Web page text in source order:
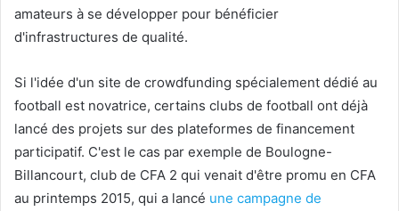
amateurs à se développer pour bénéficier
d'infrastructures de qualité.
Si l'idée d'un site de crowdfunding spécialement dédié au
football est novatrice, certains clubs de football ont déjà
lancé des projets sur des plateformes de financement
participatif. C'est le cas par exemple de Boulogne-
Billancourt, club de CFA 2 qui venait d'être promu en CFA
au printemps 2015, qui a lancé une campagne de